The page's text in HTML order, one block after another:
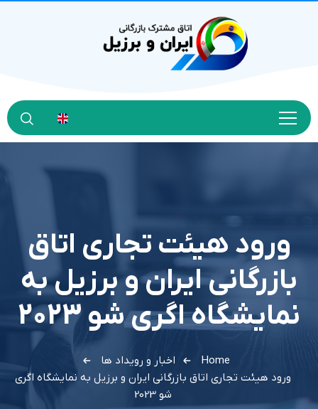
ورود هيئت تجاري اتاق
بازرگاني ايران و برزيل به
نمايشگاه اگري شو 2023
Home
اخبار و رویداد ها
ورود هيئت تجاري اتاق بازرگاني ايران و برزيل به نمايشگاه اگري
شو 2023